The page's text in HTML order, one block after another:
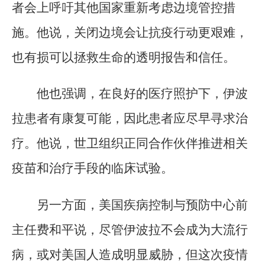
者会上呼吁其他国家重新考虑边境管控措
施。他说，关闭边境会让抗疫行动更艰难，
也有损可以拯救生命的透明报告和信任。
他也强调，在良好的医疗照护下，伊波
拉患者有康复可能，因此患者应尽早寻求治
疗。他说，世卫组织正同合作伙伴推进相关
疫苗和治疗手段的临床试验。
另一方面，美国疾病控制与预防中心前
主任费和平说，尽管伊波拉不会成为大流行
病，或对美国人造成明显威胁，但这次疫情